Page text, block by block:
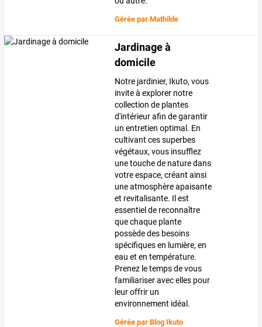
Gérée parMathilde
Jardinage à
domicile
Notre jardinier, Ikuto, vous
invite à explorer notre
collection de plantes
d'intérieur afin de garantir
un entretien optimal. En
cultivant ces superbes
végétaux, vous insufflez
une touche de nature dans
votre espace, créant ainsi
une atmosphère apaisante
et revitalisante. Il est
essentiel de reconnaître
que chaque plante
possède des besoins
spécifiques en lumière, en
eau et en température.
Prenez le temps de vous
familiariser avec elles pour
leur offrir un
environnement idéal.
Gérée parBlog Ikuto